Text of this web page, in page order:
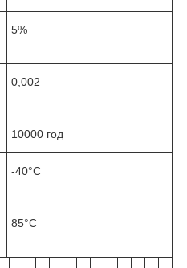
5%
0,002
10000 год
-40°С
85°С